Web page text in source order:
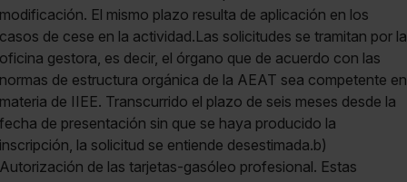
modificación. El mismo plazo resulta de aplicación en los
casos de cese en la actividad.Las solicitudes se tramitan por la
oficina gestora, es decir, el órgano que de acuerdo con las
normas de estructura orgánica de la AEAT sea competente en
materia de IIEE. Transcurrido el plazo de seis meses desde la
fecha de presentación sin que se haya producido la
inscripción, la solicitud se entiende desestimada.b)
Autorización de las tarjetas-gasóleo profesional. Estas